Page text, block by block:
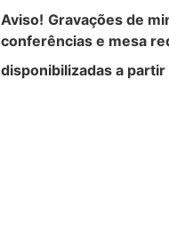
Aviso! Gravações de
conferências e mesa
disponibilizadas a